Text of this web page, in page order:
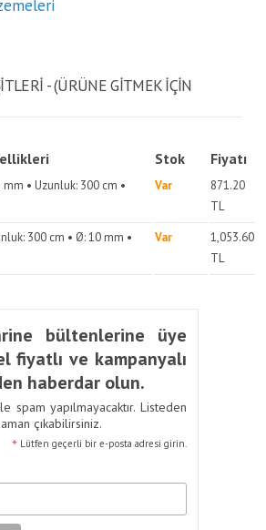
- (ÜRÜNE GITMEK IÇIN
Stok Fiyatı
mm • Uzunluk: 300 cm • Var
871.20
TL
300 cm • Ø: 10 mm • Var
1,053.60
TL
bültenlerine üye
fiyatlı ve kampanyalı
haberdar olun.
spam yapılmayacaktır. Listeden
çıkabilirsiniz.
* Lütfen geçerli bir e-posta adresi girin.